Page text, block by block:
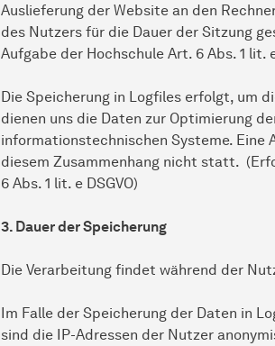
Auslieferung der Website an den
des Nutzers für die Dauer der Sitzung
Aufgabe der Hochschule Art. 6 Abs. 1 lit.
Die Speicherung in Logfiles erfolgt, um
dienen uns die Daten zur Optimierung
informationstechnischen Systeme.
diesem Zusammenhang nicht statt.
6 Abs. 1 lit. e DSGVO)
3. Dauer der Speicherung
Die Verarbeitung findet während der
Im Falle der Speicherung der Daten in
sind die IP-Adressen der Nutzer